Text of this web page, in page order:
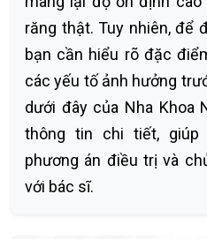
răng thật. Tuy nhiên, để
bạn cần hiểu rõ đặc
các yếu tố ảnh hưởng
dưới đây của Nha Khoa
thông tin chi tiết,
phương án điều trị và
với bác sĩ.